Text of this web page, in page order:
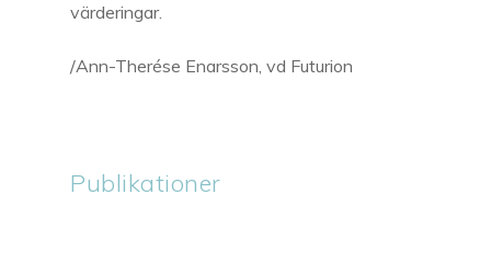
värderingar.
/Ann-Therése Enarsson, vd Futurion
Publikationer